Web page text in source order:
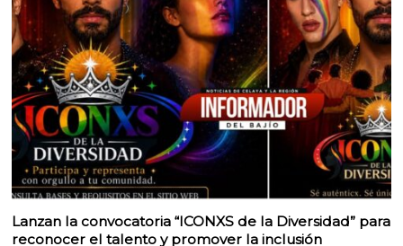
Lanzan la convocatoria “ICONXS de la Diversidad” para
reconocer el talento y promover la inclusión